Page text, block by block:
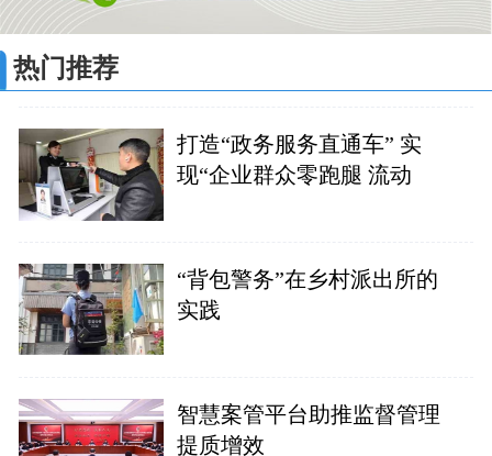
热门推荐
打造“政务服务直通车” 实
现“企业群众零跑腿 流动
“背包警务”在乡村派出所的
实践
智慧案管平台助推监督管理
提质增效